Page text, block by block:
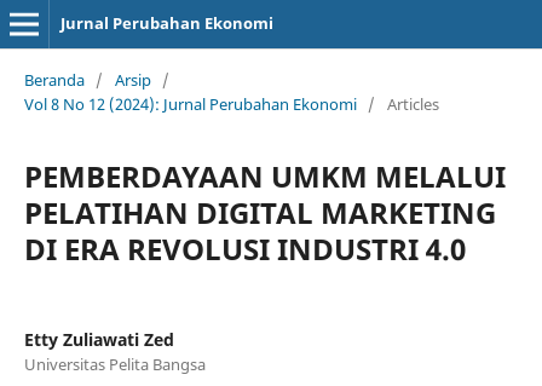
Jurnal Perubahan Ekonomi
Beranda / Arsip /
Vol 8 No 12 (2024): Jurnal Perubahan Ekonomi / Articles
PEMBERDAYAAN UMKM MELALUI
PELATIHAN DIGITAL MARKETING
DI ERA REVOLUSI INDUSTRI 4.0
Etty Zuliawati Zed
Universitas Pelita Bangsa